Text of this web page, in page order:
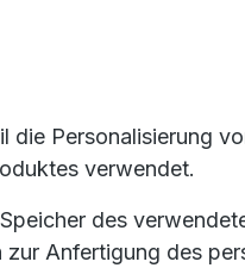
Personalisierung
verwendet.
des
Anfertigung des